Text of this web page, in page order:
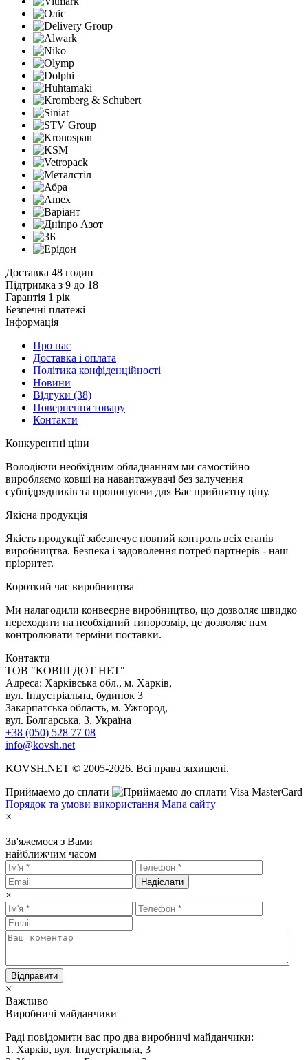
Доставка 48 годин
Підтримка з 9 до 18
Гарантія 1 рік
Безпечні платежі
Інформація
Про нас
Доставка і оплата
Політика конфіденційності
Новини
Відгуки (38)
Повернення товару
Контакти
Конкурентні ціни
Володіючи необхідним обладнанням ми самостійно
виробляємо ковші на навантажувачі без залучення
субпідрядників та пропонуючи для Вас прийнятну ціну.
Якісна продукція
Якість продукції забезпечує повний контроль всіх етапів
виробництва. Безпека і задоволення потреб партнерів - наш
пріоритет.
Короткий час виробництва
Ми налагодили конвеєрне виробництво, що дозволяє швидко
переходити на необхідний типорозмір, це дозволяє нам
контролювати терміни поставки.
Контакти
TOB "КОВШ ДОТ НЕТ"
Адреса: Харківська обл., м. Харків,
вул. Індустріальна, будинок 3
Закарпатська область, м. Ужгород,
вул. Болгарська, 3, Україна
+38 (050) 528 77 08
info@kovsh.net
KOVSH.NET © 2005-2026. Всі права захищені.
Приймаемо до сплати
Порядок та умови використання Мапа сайту
×
Зв'яжемося з Вами
найближчим часом
Надіслати
×
Відправити
×
Важливо
Виробничі майданчики
Раді повідомити вас про два виробничі майданчики:
1. Харків, вул. Індустріальна, 3